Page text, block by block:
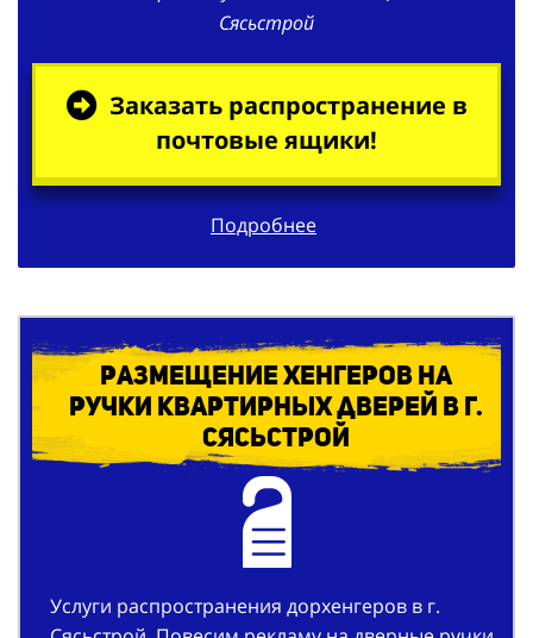
Заказать распространение в
почтовые ящики!
Подробнее
Размещение хенгеров на
ручки квартирных дверей в г.
Сясьстрой
Услуги распространения дорхенгеров в г.
Сясьстрой. Повесим рекламу на дверные ручки
квартир.